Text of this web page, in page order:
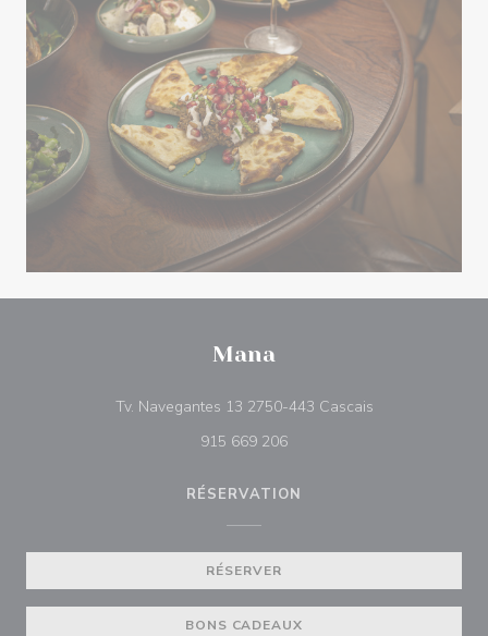
Mana
Tv. Navegantes 13 2750-443 Cascais((ouvre une
915 669 206
RÉSERVATION
RÉSERVER
BONS CADEAUX